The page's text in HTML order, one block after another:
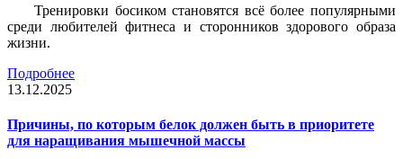
Тренировки босиком становятся всё более популярными
среди любителей фитнеса и сторонников здорового образа
жизни.
Подробнее
13.12.2025
Причины, по которым белок должен быть в приоритете
для наращивания мышечной массы